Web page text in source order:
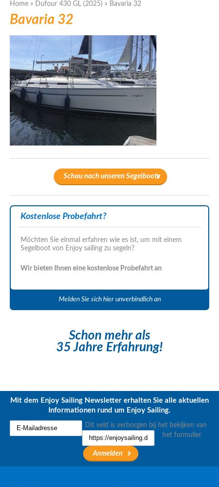
Home » Dufour 430 GL (2025) » Bavaria 32
Bavaria 32
Schau nach unseren Segelboote
Kostenlose Probefahrt?
Möchten Sie einmal erfahren wie es ist, um mit einem
Segelboot von Enjoy sailing zu segeln?
Wir bieten Ihnen eine kostenlose Probefahrt an
Melden Sie sich hier unverbindlich an
Schon mehr als
35 Jahre Erfahrung!
Mit dem Enjoy Sailing Newsletter erhalten Sie alle aktuellen
Informationen rund um Enjoy Sailing.
Dit veld is verborgen bij het bekijken van
het formulier